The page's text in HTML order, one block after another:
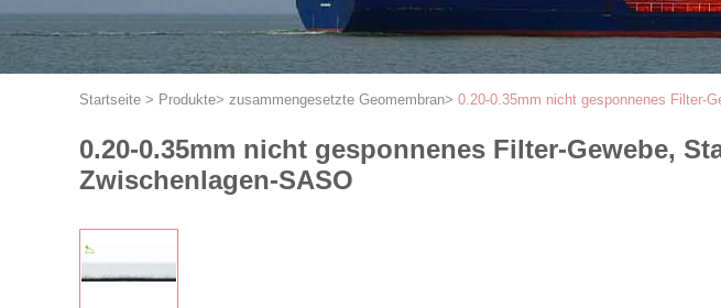
Startseite > Produkte> zusammengesetzte Geomembran> 0.20-0.35mm nicht gesponnenes Filter-
0.20-0.35mm nicht gesponnenes Filter-Gewebe,
Zwischenlagen-SASO